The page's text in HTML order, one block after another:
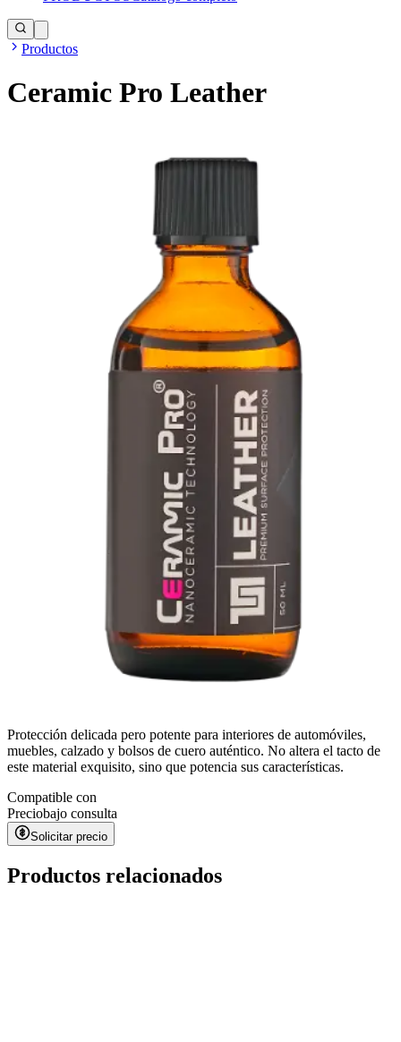
Productos
Ceramic Pro Leather
Protección delicada pero potente para interiores de automóviles,
muebles, calzado y bolsos de cuero auténtico. No altera el tacto de
este material exquisito, sino que potencia sus características.
Compatible con
Preciobajo consulta
Solicitar precio
Productos relacionados